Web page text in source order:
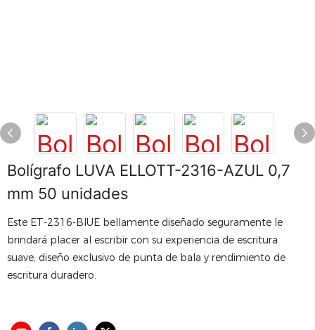
Bolígrafo LUVA ELLOTT-2316-AZUL 0,7
mm 50 unidades
Este ET-2316-BIUE bellamente diseñado seguramente le
brindará placer al escribir con su experiencia de escritura
suave, diseño exclusivo de punta de bala y rendimiento de
escritura duradero.